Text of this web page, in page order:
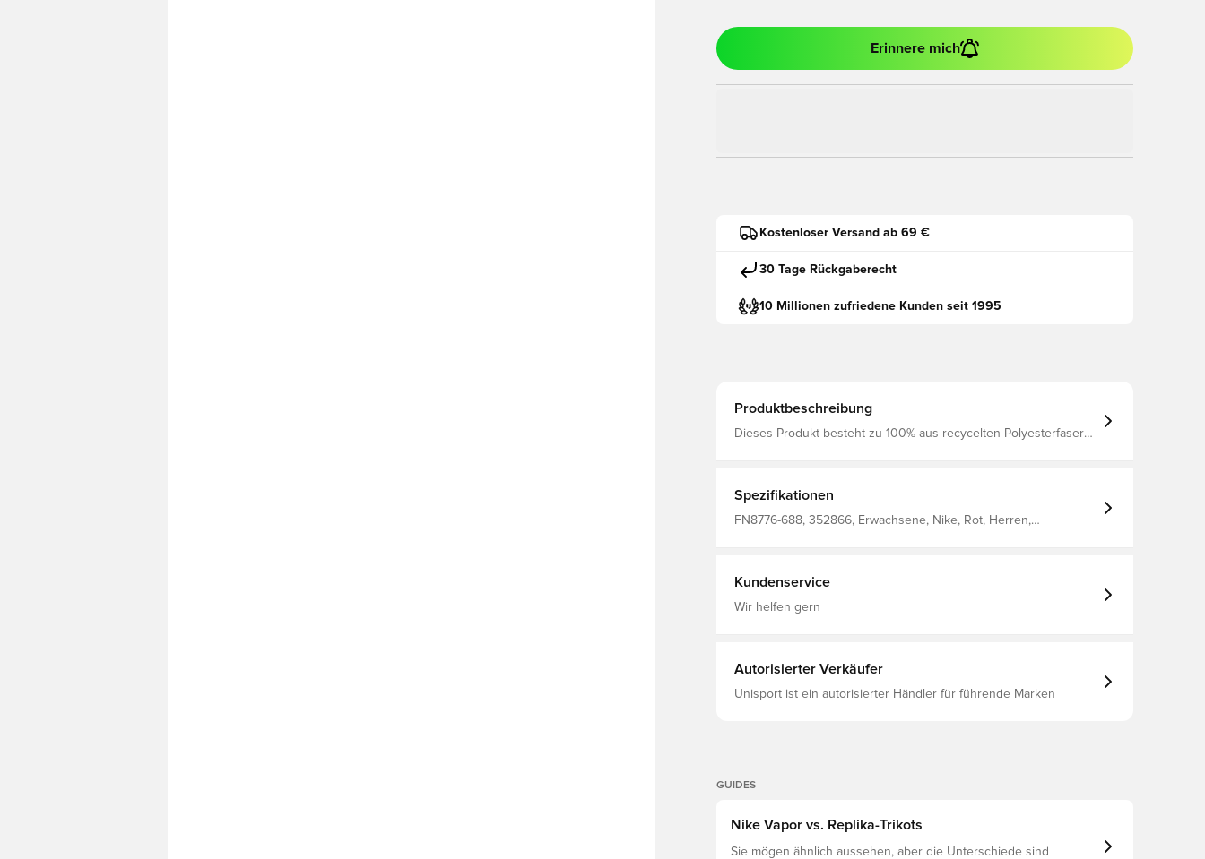
Erinnere mich
Kostenloser Versand ab 69 €
30 Tage Rückgaberecht
10 Millionen zufriedene Kunden seit 1995
Produktbeschreibung
Dieses Produkt besteht zu 100% aus recycelten Polyesterfasern
Spezifikationen
FN8776-688, 352866, Erwachsene, Nike, Rot, Herren,
Kundenservice
Wir helfen gern
Autorisierter Verkäufer
Unisport ist ein autorisierter Händler für führende Marken
GUIDES
Nike Vapor vs. Replika-Trikots
Sie mögen ähnlich aussehen, aber die Unterschiede sind